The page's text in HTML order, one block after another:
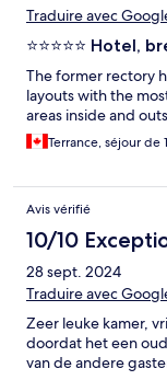
Traduire avec
⭐️⭐️⭐️⭐️⭐️ Hotel,
The former rectory
layouts with the
areas inside and
Terrance, séjour de
Avis vérifié
10/10
28 sept. 2024
Traduire avec
Zeer leuke kamer,
doordat het een
van de andere